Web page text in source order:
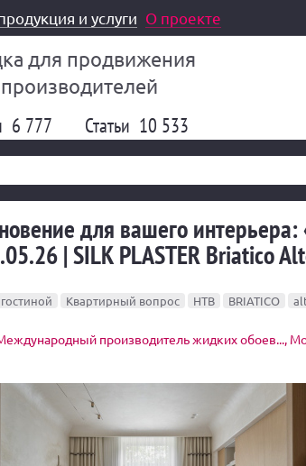
и услуги О проекте
для продвижения
6 777 Статьи 10 533
для вашего
| SILK PLASTER Briatico
Квартирный вопрос НТВ BRIATICO
производитель жидких обоев...,